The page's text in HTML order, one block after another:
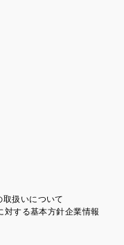
取扱いについて
対する基本方針企業情報